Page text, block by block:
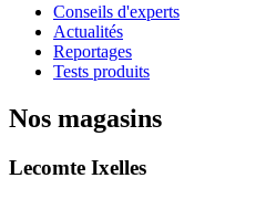
Conseils d'experts
Actualités
Reportages
Tests produits
Nos magasins
Lecomte Ixelles